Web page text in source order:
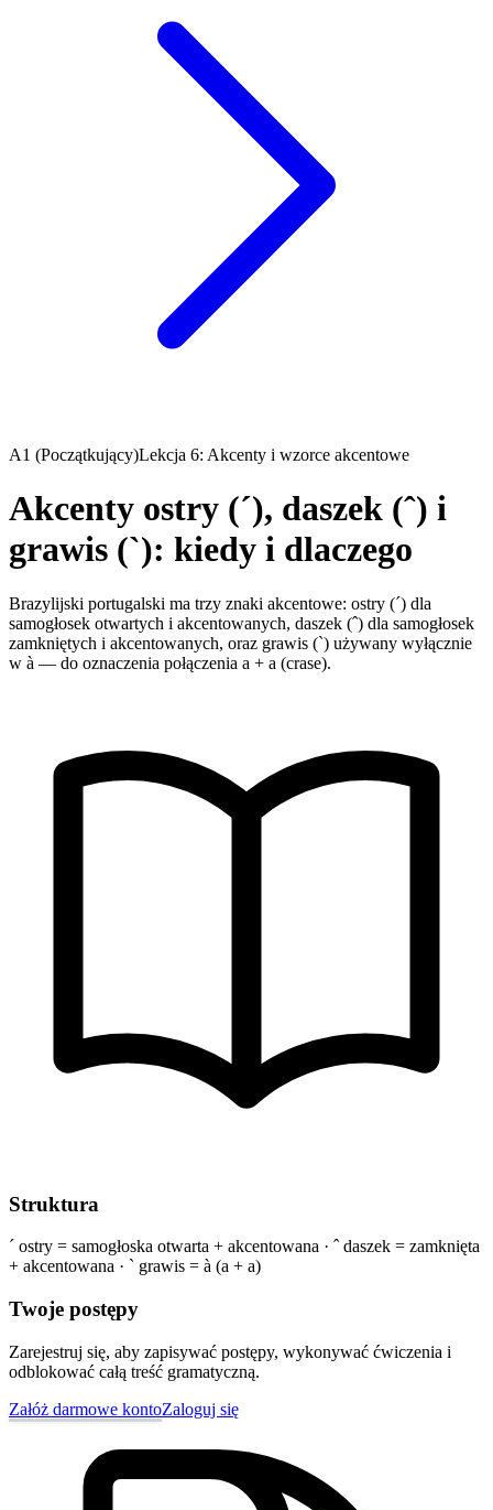
A1 (Początkujący)Lekcja 6: Akcenty i wzorce akcentowe
Akcenty ostry (´), daszek (ˆ) i
grawis (`): kiedy i dlaczego
Brazylijski portugalski ma trzy znaki akcentowe: ostry (´) dla
samogłosek otwartych i akcentowanych, daszek (ˆ) dla samogłosek
zamkniętych i akcentowanych, oraz grawis (`) używany wyłącznie
w à — do oznaczenia połączenia a + a (crase).
Struktura
´ ostry = samogłoska otwarta + akcentowana · ˆ daszek = zamknięta
+ akcentowana · ` grawis = à (a + a)
Twoje postępy
Zarejestruj się, aby zapisywać postępy, wykonywać ćwiczenia i
odblokować całą treść gramatyczną.
Załóż darmowe kontoZaloguj się